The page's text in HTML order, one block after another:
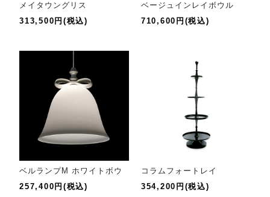
メイタウングリス
313,500円(税込)
ベージュインレイボウル
710,600円(税込)
ベルランプM ホワイトボウ
257,400円(税込)
コラムフォートレイ
354,200円(税込)